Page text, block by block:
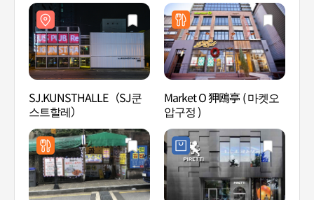
SJ.KUNSTHALLE（SJ쿤
스트할레）
Market O 狎鴎亭 ( 마켓오
압구정 )